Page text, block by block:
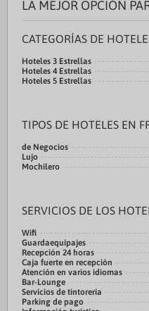
LA MEJOR OPCIÓN
CATEGORÍAS DE
Hoteles 3 Estrellas
Hoteles 4 Estrellas
Hoteles 5 Estrellas
TIPOS DE HOTELES EN
de Negocios
Lujo
Mochilero
SERVICIOS DE LOS
Wifi
Guardaequipajes
Recepción 24 horas
Caja fuerte en recepción
Atención en varios idiomas
Bar-Lounge
Servicios de tintorería
Parking de pago